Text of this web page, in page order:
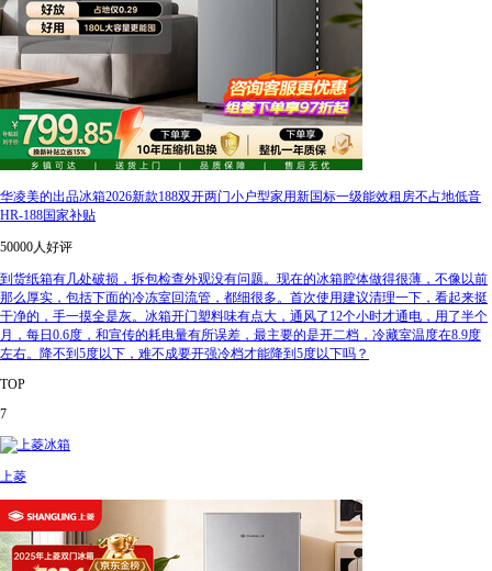
华凌美的出品冰箱2026新款188双开两门小户型家用新国标一级能效租房不占地低音
HR-188国家补贴
50000人好评
到货纸箱有几处破损，拆包检查外观没有问题。现在的冰箱腔体做得很薄，不像以前
那么厚实，包括下面的冷冻室回流管，都细很多。首次使用建议清理一下，看起来挺
干净的，手一摸全是灰。冰箱开门塑料味有点大，通风了12个小时才通电，用了半个
月，每日0.6度，和宣传的耗电量有所误差，最主要的是开二档，冷藏室温度在8.9度
左右。降不到5度以下，难不成要开强冷档才能降到5度以下吗？
TOP
7
上菱